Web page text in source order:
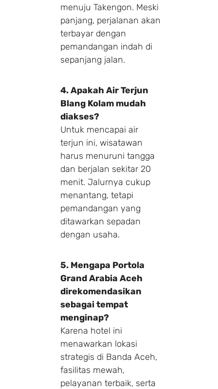
menuju Takengon. Meski
panjang, perjalanan akan
terbayar dengan
pemandangan indah di
sepanjang jalan.
4. Apakah Air Terjun
Blang Kolam mudah
diakses?
Untuk mencapai air
terjun ini, wisatawan
harus menuruni tangga
dan berjalan sekitar 20
menit. Jalurnya cukup
menantang, tetapi
pemandangan yang
ditawarkan sepadan
dengan usaha.
5. Mengapa Portola
Grand Arabia Aceh
direkomendasikan
sebagai tempat
menginap?
Karena hotel ini
menawarkan lokasi
strategis di Banda Aceh,
fasilitas mewah,
pelayanan terbaik, serta